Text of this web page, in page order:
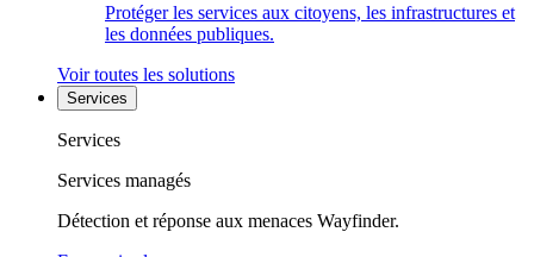
Protéger les services aux citoyens, les infrastructures et
les données publiques.
Voir toutes les solutions
Services
Services
Services managés
Détection et réponse aux menaces Wayfinder.